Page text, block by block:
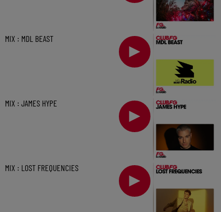
MIX : MDL BEAST
MIX : JAMES HYPE
MIX : LOST FREQUENCIES